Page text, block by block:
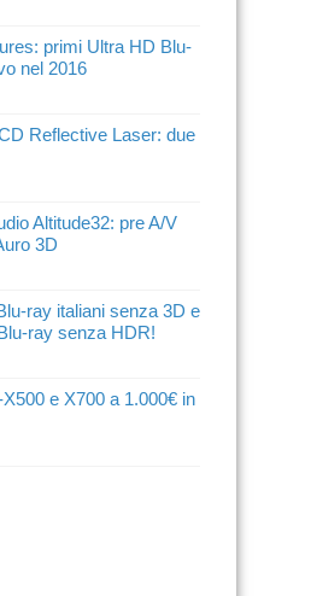
primi Ultra HD Blu-
nel 2016
Reflective Laser: due
Altitude32: pre A/V
3D
ray italiani senza 3D e
ray senza HDR!
e X700 a 1.000€ in